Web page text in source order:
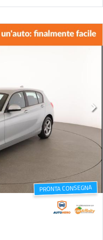
PRONTA CONSEGNA